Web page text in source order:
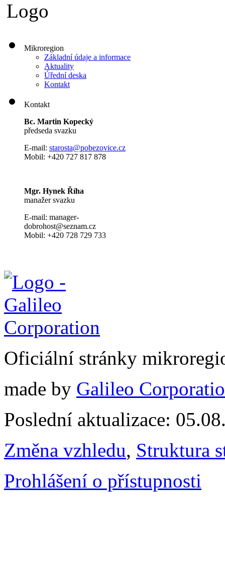
Mikroregion
Základní údaje a informace
Aktuality
Úřední deska
Kontakt
Kontakt
Bc. Martin Kopecký
předseda svazku
E-mail: starosta@pobezovice.cz
Mobil: +420 727 817 878
Mgr. Hynek Říha
manažer svazku
E-mail: manager-
dobrohost@seznam.cz
Mobil: +420 728 729 733
Oficiální stránky
made by Galileo
Poslední aktualizace:
Změna vzhledu, Struktura
Prohlášení o přístupnosti